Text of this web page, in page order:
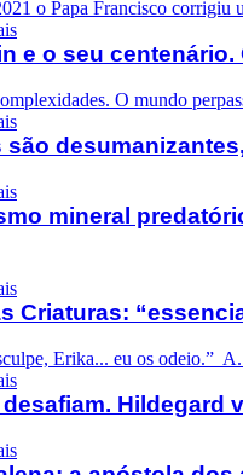
o Papa Francisco corrigiu
e o seu
O mundo
são
mineral
Criaturas:
Erika... eu os odeio.”
Hildegard